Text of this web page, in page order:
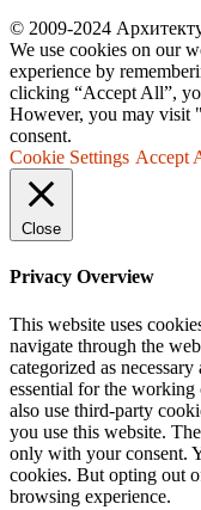
© 2009-2024
We use cookies on our
experience by
clicking “Accept All”,
However, you may visit
consent.
Cookie Settings Accept
Close
Privacy Overview
This website uses
navigate through the
categorized as
essential for the
also use third-party
you use this website.
only with your consent.
cookies. But opting out
browsing experience.